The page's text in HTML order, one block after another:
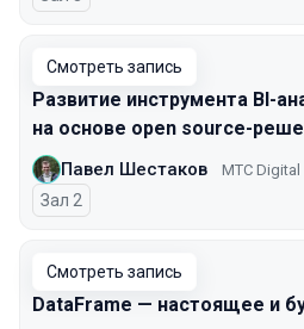
Смотреть запись
Развитие инструмента BI-
на основе open source-
Павел Шестаков МТС Digital
Зал 2
Смотреть запись
DataFrame — настоящее и